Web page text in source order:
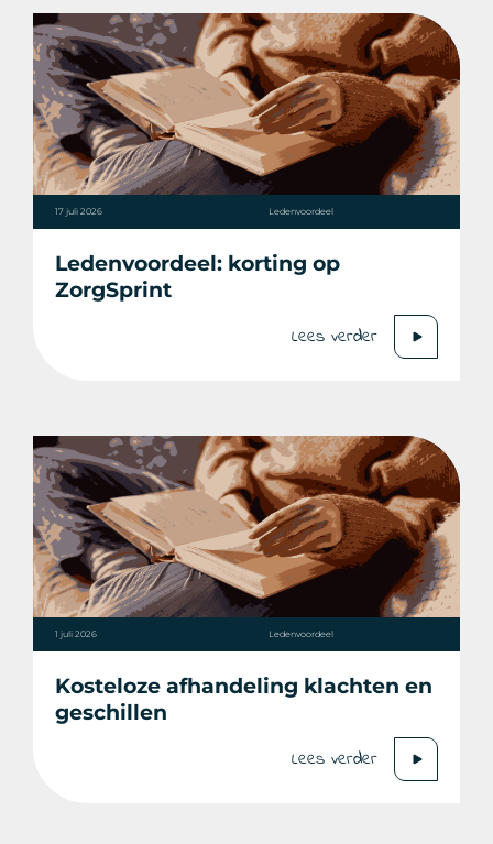
17 juli 2026 Ledenvoordeel
Ledenvoordeel: korting op
ZorgSprint
Lees verder
1 juli 2026 Ledenvoordeel
Kosteloze afhandeling klachten en
geschillen
Lees verder